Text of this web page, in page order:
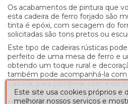
Os acabamentos de pintura que
esta cadeira de ferro forjado são
tinta é epóxi, com secagem do
solicitadas são tons pretos ou
Este tipo de cadeiras rústicas
perfeito de uma mesa de ferro e
obtendo um toque rural e
também pode acompanhá-la
Cazorla, para combinar com este
Este site usa cookies próprios e
melhorar nossos serviços e